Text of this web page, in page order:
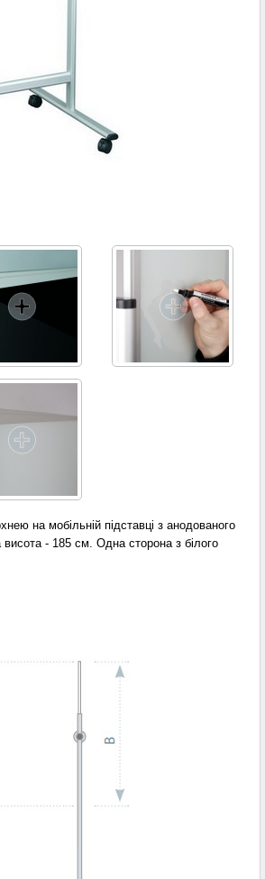
на мобільній підставці з анодованого
- 185 см. Одна сторона з білого